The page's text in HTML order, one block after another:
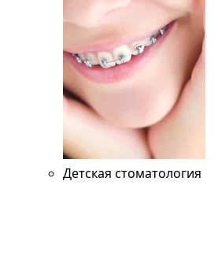
Детская стоматология